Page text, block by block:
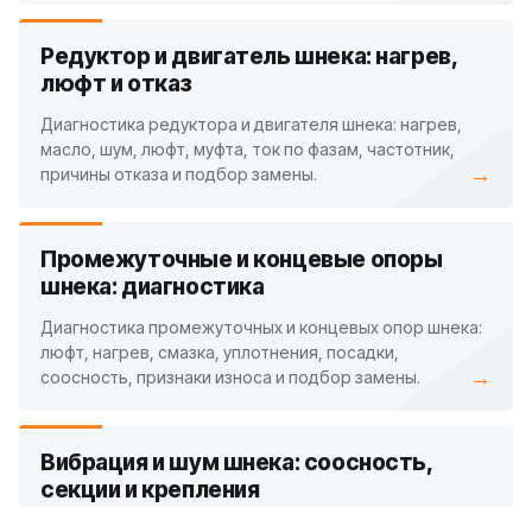
Редуктор и двигатель шнека: нагрев,
люфт и отказ
Диагностика редуктора и двигателя шнека: нагрев,
масло, шум, люфт, муфта, ток по фазам, частотник,
причины отказа и подбор замены.
→
Промежуточные и концевые опоры
шнека: диагностика
Диагностика промежуточных и концевых опор шнека:
люфт, нагрев, смазка, уплотнения, посадки,
соосность, признаки износа и подбор замены.
→
Вибрация и шум шнека: соосность,
секции и крепления